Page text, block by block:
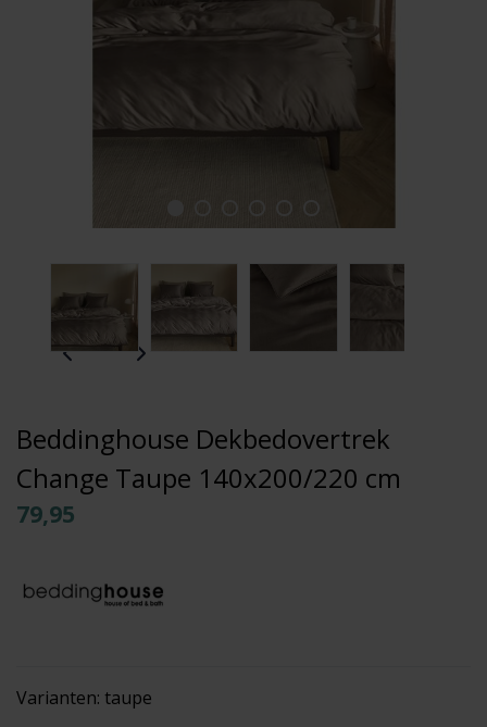
Beddinghouse Dekbedovertrek
Change Taupe 140x200/220 cm
79,95
Varianten: taupe